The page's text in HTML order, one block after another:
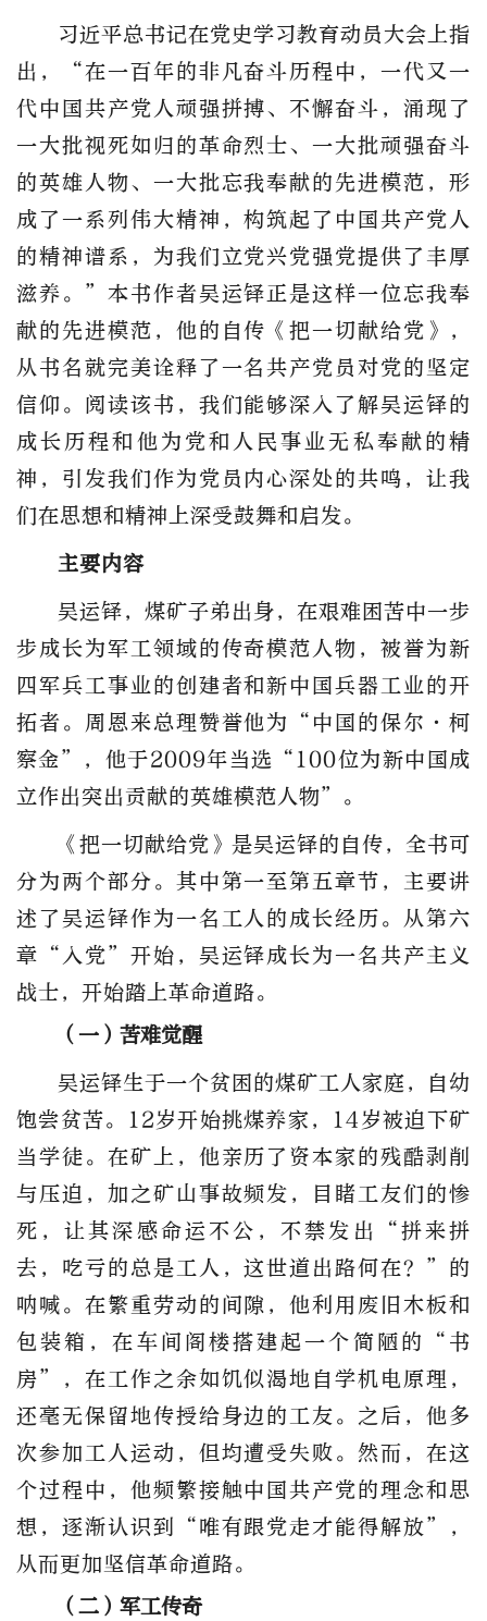
习近平总书记在党史学习教育动员大会上指
出，“在一百年的非凡奋斗历程中，一代又一
代中国共产党人顽强拼搏、不懈奋斗，涌现了
一大批视死如归的革命烈士、一大批顽强奋斗
的英雄人物、一大批忘我奉献的先进模范，形
成了一系列伟大精神，构筑起了中国共产党人
的精神谱系，为我们立党兴党强党提供了丰厚
滋养。”本书作者吴运铎正是这样一位忘我奉
献的先进模范，他的自传《把一切献给党》，
从书名就完美诠释了一名共产党员对党的坚定
信仰。阅读该书，我们能够深入了解吴运铎的
成长历程和他为党和人民事业无私奉献的精
神，引发我们作为党员内心深处的共鸣，让我
们在思想和精神上深受鼓舞和启发。
主要内容
吴运铎，煤矿子弟出身，在艰难困苦中一步
步成长为军工领域的传奇模范人物，被誉为新
四军兵工事业的创建者和新中国兵器工业的开
拓者。周恩来总理赞誉他为“中国的保尔·柯
察金”，他于2009年当选“100位为新中国成
立作出突出贡献的英雄模范人物”。
《把一切献给党》是吴运铎的自传，全书可
分为两个部分。其中第一至第五章节，主要讲
述了吴运铎作为一名工人的成长经历。从第六
章“入党”开始，吴运铎成长为一名共产主义
战士，开始踏上革命道路。
（一）苦难觉醒
吴运铎生于一个贫困的煤矿工人家庭，自幼
饱尝贫苦。12岁开始挑煤养家，14岁被迫下矿
当学徒。在矿上，他亲历了资本家的残酷剥削
与压迫，加之矿山事故频发，目睹工友们的惨
死，让其深感命运不公，不禁发出“拼来拼
去，吃亏的总是工人，这世道出路何在？”的
呐喊。在繁重劳动的间隙，他利用废旧木板和
包装箱，在车间阁楼搭建起一个简陋的“书
房”，在工作之余如饥似渴地自学机电原理，
还毫无保留地传授给身边的工友。之后，他多
次参加工人运动，但均遭受失败。然而，在这
个过程中，他频繁接触中国共产党的理念和思
想，逐渐认识到“唯有跟党走才能得解放”，
从而更加坚信革命道路。
（二）军工传奇